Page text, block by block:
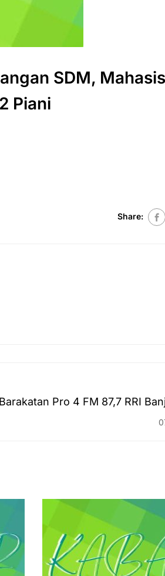
SDM,
Piani
Share:
Pro 4 FM 87,7 RRI
pada 07